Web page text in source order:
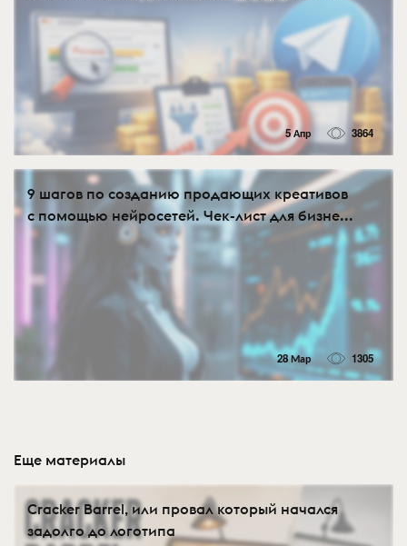
5 Апр 3864
9 шагов по созданию продающих креативов
с помощью нейросетей. Чек-лист для бизне...
28 Мар 1305
Еще материалы
Cracker Barrel, или провал который начался
задолго до логотипа